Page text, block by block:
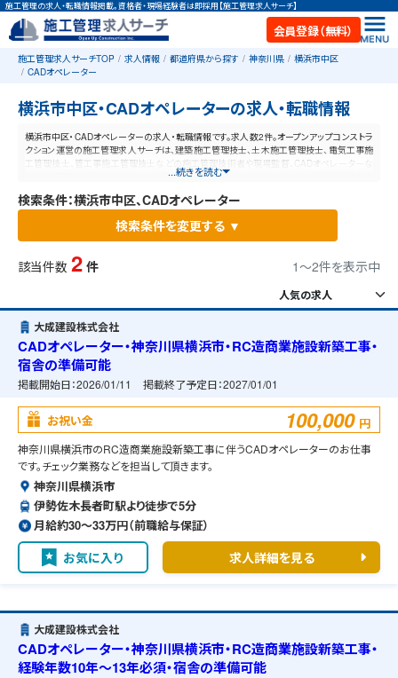
施工管理の求人・転職情報掲載。資格者・現場経験者は即採用【施工管理求人サーチ】
会員登録（無料）
施工管理求人サーチTOP 求人情報 都道府県から探す 神奈川県
横浜市中区
CADオペレーター
横浜市中区・CADオペレーターの求人・転職情報
横浜市中区・CADオペレーターの求人・転職情報です。求人数2件。オープンアップコンストラ
クション運営の施工管理求人サーチは、建築施工管理技士、土木施工管理技士、電気工事施
工管理技士、管工事施工管理技士などの施工管理技術者や現場監督、CADオペレーターな
ど、施工管理と建設業に特化した業界最大規模の求人ポータルサイトです。【毎日更新】業界
...続きを読む
検索条件：横浜市中区、CADオペレーター
検索条件を変更する ▼
該当件数 2 件 1〜2件を表示中
大成建設株式会社
CADオペレーター・神奈川県横浜市・RC造商業施設新築工事・
宿舎の準備可能
掲載開始日：2026/01/11 掲載終了予定日：2027/01/01
お祝い金 100,000 円
神奈川県横浜市のRC造商業施設新築工事に伴うCADオペレーターのお仕事
です。チェック業務などを担当して頂きます。
神奈川県横浜市
伊勢佐木長者町駅より徒歩で5分
月給約30〜33万円（前職給与保証）
お気に入り 求人詳細を見る
大成建設株式会社
CADオペレーター・神奈川県横浜市・RC造商業施設新築工事・
経験年数10年～13年必須・宿舎の準備可能